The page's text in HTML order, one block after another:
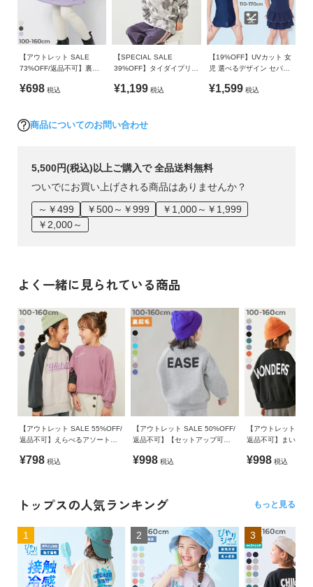
イ
ド
よ
く
る
ご
イヤードスタイルもおすすめ。
ワンランク上のトレーナーコーデが完成します。
不可 / 日陰つり干し/ 洗濯ネット使用
ご注意事項
・摩擦や水、汗などで色が移ることがあります。ご注意くだ
・平置きにて採寸しているため、サイズや形に多少の誤差が
・生産時期により、多少色味が異なる場合がございますが、
多少異なる場合がございます。
【アウトレット SALE
73%OFF/返品不可】裏ボ
たか防風スカート
¥698 税込
【SPECIAL SALE
39%OFF】タイダイプリン
¥1,199 税込
【19%OFF】UVカット 女
児 選べるデザイン セパレ
¥1,599 税込
商品についてのお問い合わせ
5,500円(税込)以上ご購入で 全品送料無料
ついでにお買い上げされる商品はありませんか？
～￥499
￥500～￥999
￥1,000～￥1,999
￥2,000～
よく一緒に見られている商品
【アウトレット SALE 55%OFF/
返品不可】えらべるアソートデ
¥798 税込
【アウトレット SALE 50%OFF/
返品不可】【セットアップ可
ーパーBIG トレーナー
¥998 税込
【アウトレット
返品不可】まいにち着
¥998 税込
トップスの人気ランキング もっと見る
1 2 3